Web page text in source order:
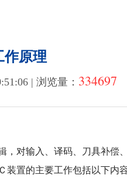
作原理
| 浏览量： 334697
对输入、译码、刀具补偿
置的主要工作包括以下内容